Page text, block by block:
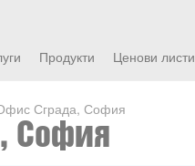
Продукти Ценови листи
Сграда, София
София